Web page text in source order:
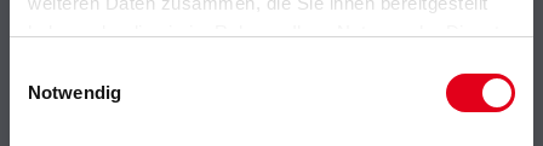
haben oder die sie im Rahmen Ihrer Nutzung der Dienste
Notwendig
Wand- & Deckenbeläge